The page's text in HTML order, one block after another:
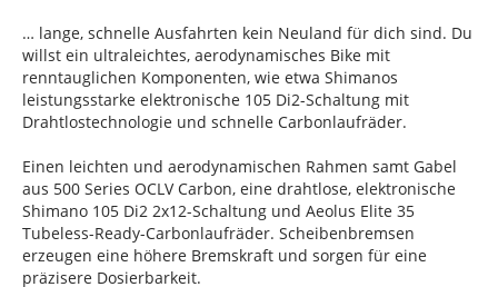
… lange, schnelle Ausfahrten kein Neuland für dich sind. Du
willst ein ultraleichtes, aerodynamisches Bike mit
renntauglichen Komponenten, wie etwa Shimanos
leistungsstarke elektronische 105 Di2-Schaltung mit
Drahtlostechnologie und schnelle Carbonlaufräder.
Einen leichten und aerodynamischen Rahmen samt Gabel
aus 500 Series OCLV Carbon, eine drahtlose, elektronische
Shimano 105 Di2 2x12-Schaltung und Aeolus Elite 35
Tubeless-Ready-Carbonlaufräder. Scheibenbremsen
erzeugen eine höhere Bremskraft und sorgen für eine
präzisere Dosierbarkeit.